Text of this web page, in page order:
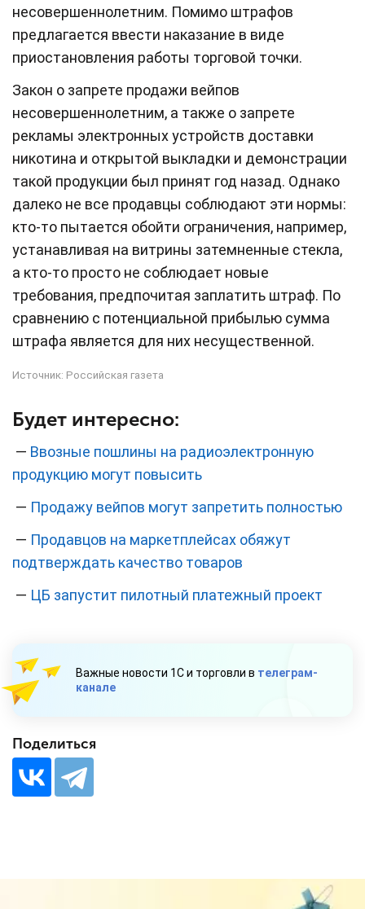
несовершеннолетним. Помимо штрафов
предлагается ввести наказание в виде
приостановления работы торговой точки.
Закон о запрете продажи вейпов
несовершеннолетним, а также о запрете
рекламы электронных устройств доставки
никотина и открытой выкладки и демонстрации
такой продукции был принят год назад. Однако
далеко не все продавцы соблюдают эти нормы:
кто-то пытается обойти ограничения, например,
устанавливая на витрины затемненные стекла,
а кто-то просто не соблюдает новые
требования, предпочитая заплатить штраф. По
сравнению с потенциальной прибылью сумма
штрафа является для них несущественной.
Источник: Российская газета
Будет интересно:
— Ввозные пошлины на радиоэлектронную
продукцию могут повысить
— Продажу вейпов могут запретить полностью
— Продавцов на маркетплейсах обяжут
подтверждать качество товаров
— ЦБ запустит пилотный платежный проект
Важные новости 1С и торговли в телеграм-
канале
Поделиться